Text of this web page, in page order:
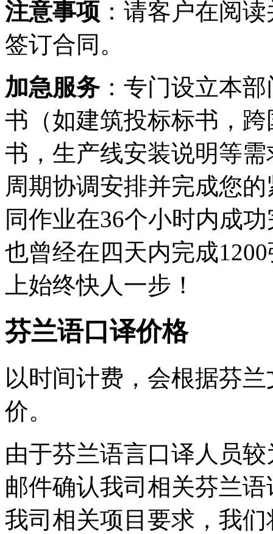
注意事项 ：请客户在阅
签订合同。
加急服务：专门设立本
书（如建筑投标标书，
书，生产线安装说明等
周期协调安排并完成您
同作业在36个小时内成
也曾经在四天内完成
上始终快人一步！
芬兰语口译价格
以时间计费，会根据芬
价。
由于芬兰语言口译人员
邮件确认我司相关芬兰
我司相关项目要求，我